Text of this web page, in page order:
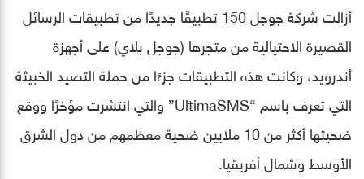
أزالت شركة جوجل 150 تطبيقًا جديدًا من تطبيقات الرسائل
القصيرة الاحتيالية من متجرها (جوجل بلاي) على أجهزة
أندرويد، وكانت هذه التطبيقات جزءًا من حملة التصيد الخبيثة
التي تعرف باسم “UltimaSMS” والتي انتشرت مؤخرًا ووقع
ضحيتها أكثر من 10 ملايين ضحية معظمهم من دول الشرق
الأوسط وشمال أفريقيا.